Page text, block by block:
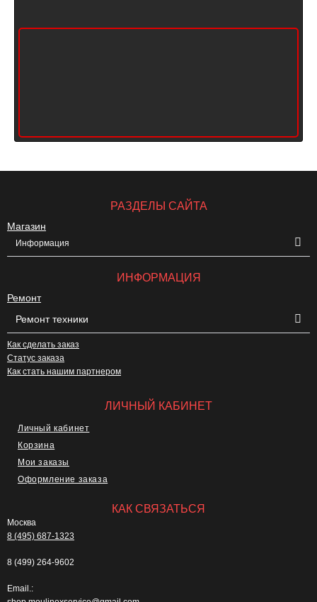
РАЗДЕЛЫ САЙТА
Магазин
Информация
ИНФОРМАЦИЯ
Ремонт
Ремонт техники
Как сделать заказ
Статус заказа
Как стать нашим партнером
ЛИЧНЫЙ КАБИНЕТ
Личный кабинет
Корзина
Мои заказы
Оформление заказа
КАК СВЯЗАТЬСЯ
Москва
8 (495) 687-1323
8 (499) 264-9602
Email.: